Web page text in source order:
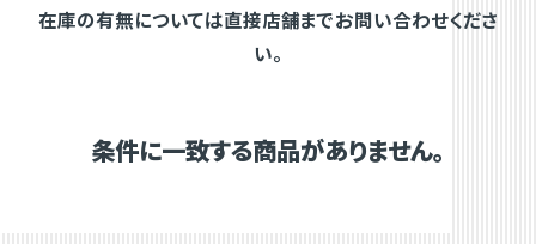
在庫の有無については直接店舗までお問い合わせくださ
い。
条件に一致する商品がありません。